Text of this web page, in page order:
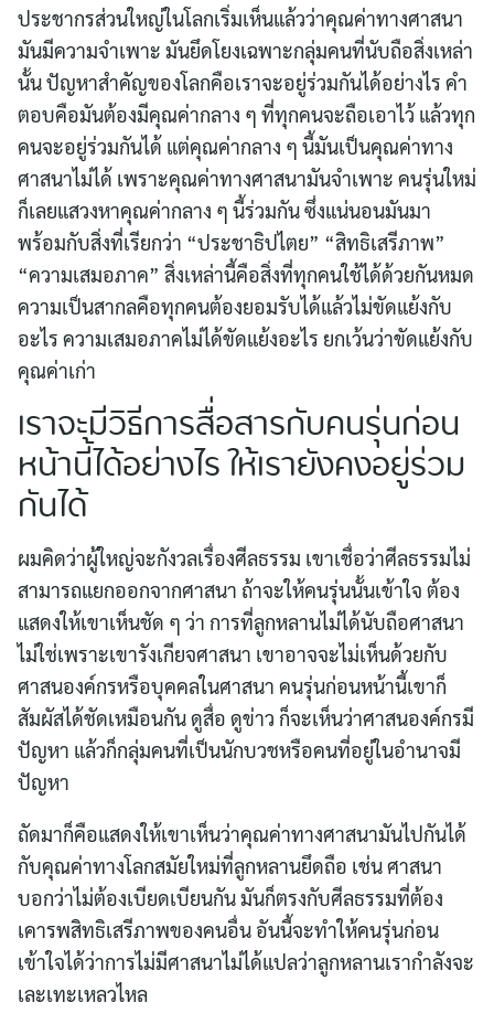
ประชากรส่วนใหญ่ในโลกเริ่มเห็นแล้วว่าคุณค่าทางศาสนา
มันมีความจำเพาะ มันยึดโยงเฉพาะกลุ่มคนที่นับถือสิ่งเหล่า
นั้น ปัญหาสำคัญของโลกคือเราจะอยู่ร่วมกันได้อย่างไร คำ
ตอบคือมันต้องมีคุณค่ากลาง ๆ ที่ทุกคนจะถือเอาไว้ แล้วทุก
คนจะอยู่ร่วมกันได้ แต่คุณค่ากลาง ๆ นี้มันเป็นคุณค่าทาง
ศาสนาไม่ได้ เพราะคุณค่าทางศาสนามันจำเพาะ คนรุ่นใหม่
ก็เลยแสวงหาคุณค่ากลาง ๆ นี้ร่วมกัน ซึ่งแน่นอนมันมา
พร้อมกับสิ่งที่เรียกว่า “ประชาธิปไตย” “สิทธิเสรีภาพ”
“ความเสมอภาค” สิ่งเหล่านี้คือสิ่งที่ทุกคนใช้ได้ด้วยกันหมด
ความเป็นสากลคือทุกคนต้องยอมรับได้แล้วไม่ขัดแย้งกับ
อะไร ความเสมอภาคไม่ได้ขัดแย้งอะไร ยกเว้นว่าขัดแย้งกับ
คุณค่าเก่า
เราจะมีวิธีการสื่อสารกับคนรุ่นก่อน
หน้านี้ได้อย่างไร ให้เรายังคงอยู่ร่วม
กันได้
ผมคิดว่าผู้ใหญ่จะกังวลเรื่องศีลธรรม เขาเชื่อว่าศีลธรรมไม่
สามารถแยกออกจากศาสนา ถ้าจะให้คนรุ่นนั้นเข้าใจ ต้อง
แสดงให้เขาเห็นชัด ๆ ว่า การที่ลูกหลานไม่ได้นับถือศาสนา
ไม่ใช่เพราะเขารังเกียจศาสนา เขาอาจจะไม่เห็นด้วยกับ
ศาสนองค์กรหรือบุคคลในศาสนา คนรุ่นก่อนหน้านี้เขาก็
สัมผัสได้ชัดเหมือนกัน ดูสื่อ ดูข่าว ก็จะเห็นว่าศาสนองค์กรมี
ปัญหา แล้วก็กลุ่มคนที่เป็นนักบวชหรือคนที่อยู่ในอำนาจมี
ปัญหา
ถัดมาก็คือแสดงให้เขาเห็นว่าคุณค่าทางศาสนามันไปกันได้
กับคุณค่าทางโลกสมัยใหม่ที่ลูกหลานยึดถือ เช่น ศาสนา
บอกว่าไม่ต้องเบียดเบียนกัน มันก็ตรงกับศีลธรรมที่ต้อง
เคารพสิทธิเสรีภาพของคนอื่น อันนี้จะทำให้คนรุ่นก่อน
เข้าใจได้ว่าการไม่มีศาสนาไม่ได้แปลว่าลูกหลานเรากำลังจะ
เละเทะเหลวไหล